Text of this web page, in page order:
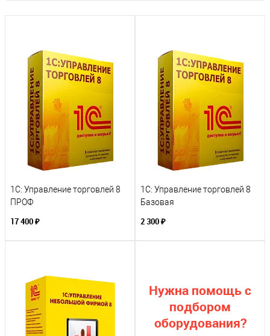
1С: Управление торговлей 8
ПРОФ
17 400 ₽
1С: Управление торговлей 8
Базовая
2 300 ₽
Нужна помощь с
подбором
оборудования?